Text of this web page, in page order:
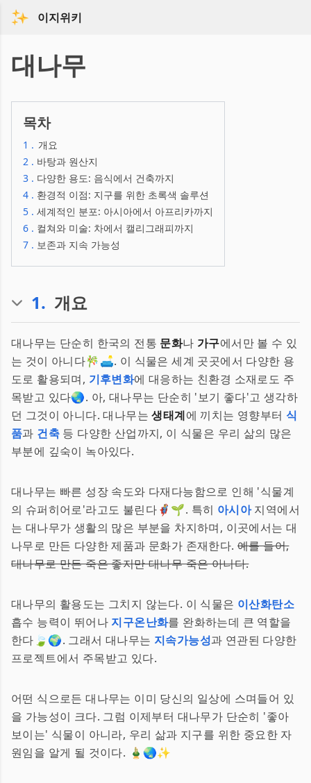
이지위키
대나무
목차
1 . 개요
2 . 바탕과 원산지
3 . 다양한 용도: 음식에서 건축까지
4 . 환경적 이점: 지구를 위한 초록색 솔루션
5 . 세계적인 분포: 아시아에서 아프리카까지
6 . 컬쳐와 미술: 차에서 캘리그래피까지
7 . 보존과 지속 가능성
1. 개요
대나무는 단순히 한국의 전통 문화나 가구에서만 볼 수 있
는 것이 아니다🎋🛋. 이 식물은 세계 곳곳에서 다양한 용
도로 활용되며, 기후변화에 대응하는 친환경 소재로도 주
목받고 있다🌏. 아, 대나무는 단순히 '보기 좋다'고 생각하
던 그것이 아니다. 대나무는생태계에 끼치는 영향부터 식
품과 건축 등 다양한 산업까지, 이 식물은 우리 삶의 많은
부분에 깊숙이 녹아있다.
대나무는 빠른 성장 속도와 다재다능함으로 인해 '식물계
의 슈퍼히어로'라고도 불린다🦸‍♂️🌱. 특히 아시아지역에서
는 대나무가 생활의 많은 부분을 차지하며, 이곳에서는 대
나무로 만든 다양한 제품과 문화가 존재한다. 예를 들어,
대나무로 만든 죽은 좋지만 대나무 죽은 아니다.
대나무의 활용도는 그치지 않는다. 이 식물은 이산화탄소
흡수 능력이 뛰어나 지구온난화를 완화하는데 큰 역할을
한다🍃🌍. 그래서 대나무는 지속가능성과 연관된 다양한
프로젝트에서 주목받고 있다.
어떤 식으로든 대나무는 이미 당신의 일상에 스며들어 있
을 가능성이 크다. 그럼 이제부터 대나무가 단순히 '좋아
보이는' 식물이 아니라, 우리 삶과 지구를 위한 중요한 자
원임을 알게 될 것이다. 🎍🌏✨